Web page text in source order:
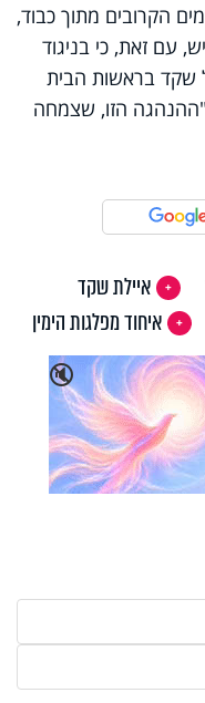
הקרובים מתוך כבוד,
עם זאת, כי בניגוד
שקד בראשות הבית
"ההנהגה הזו, שצמחה
איילת שקד
איחוד מפלגות הימין
🔇